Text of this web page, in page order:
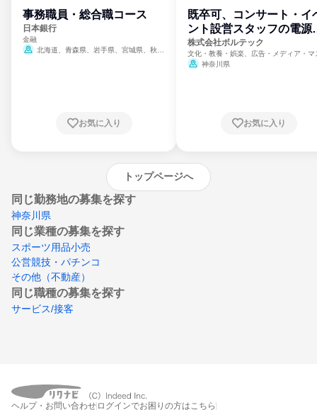
事務職員・総合職コース
日本銀行
金融
北海道、青森県、岩手県、宮城県、秋田
崎県、熊本県、大分県、宮崎県、鹿児島県、
お気に入り
既卒可、コンサート・イ
ント設営スタッフの電源
門
株式会社ボルテック
文化・教養・娯楽、広告・メディア・マ
ミ、電力・ガス・水道・エネルギー
神奈川県
お気に入り
トップページへ
同じ勤務地の募集を探す
神奈川県
同じ業種の募集を探す
スポーツ用品小売
公営競技・パチンコ
その他（不動産）
同じ職種の募集を探す
サービス/接客
ヘルプ・お問い合わせ ログインでお困りの方はこちら